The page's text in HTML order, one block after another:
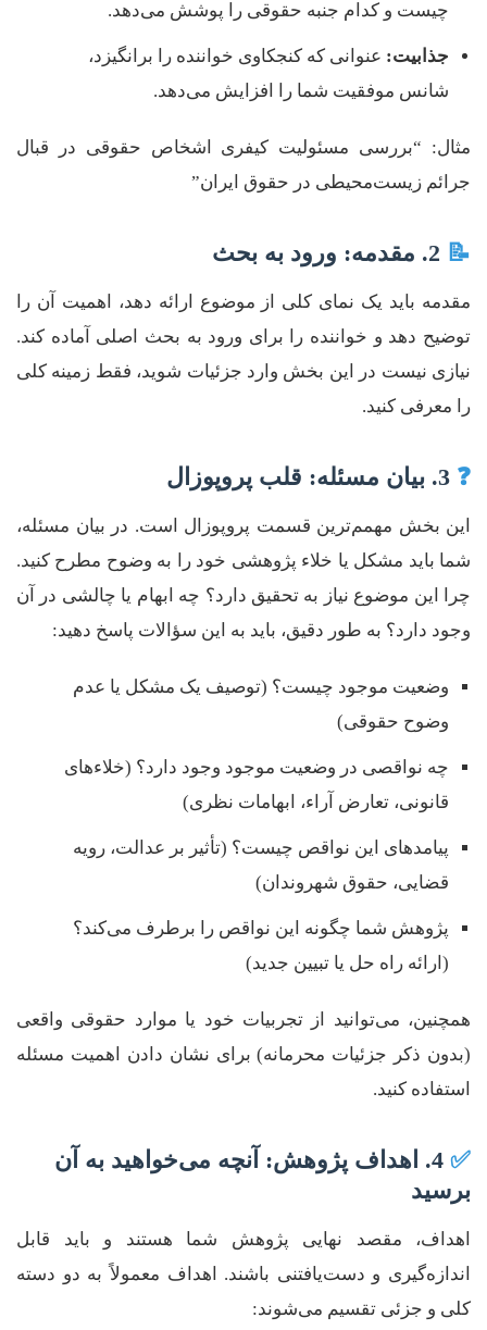
چیست و کدام جنبه حقوقی را پوشش می‌دهد.
جذابیت: عنوانی که کنجکاوی خواننده را برانگیزد،
شانس موفقیت شما را افزایش می‌دهد.
مثال: “بررسی مسئولیت کیفری اشخاص حقوقی در قبال
جرائم زیست‌محیطی در حقوق ایران”
📝
مقدمه باید یک نمای کلی از موضوع ارائه دهد، اهمیت آن را
توضیح دهد و خواننده را برای ورود به بحث اصلی آماده کند.
نیازی نیست در این بخش وارد جزئیات شوید، فقط زمینه کلی
را معرفی کنید.
❓
این بخش مهمم‌ترین قسمت پروپوزال است. در بیان مسئله،
شما باید مشکل یا خلاء پژوهشی خود را به وضوح مطرح کنید.
چرا این موضوع نیاز به تحقیق دارد؟ چه ابهام یا چالشی در آن
وجود دارد؟ به طور دقیق، باید به این سؤالات پاسخ دهید:
وضعیت موجود چیست؟ (توصیف یک مشکل یا عدم
وضوح حقوقی)
چه نواقصی در وضعیت موجود وجود دارد؟ (خلاءهای
قانونی، تعارض آراء، ابهامات نظری)
پیامدهای این نواقص چیست؟ (تأثیر بر عدالت، رویه
قضایی، حقوق شهروندان)
پژوهش شما چگونه این نواقص را برطرف می‌کند؟
(ارائه راه حل یا تبیین جدید)
همچنین، می‌توانید از تجربیات خود یا موارد حقوقی واقعی
(بدون ذکر جزئیات محرمانه) برای نشان دادن اهمیت مسئله
استفاده کنید.
✅
4. اهداف پژوهش: آنچه می‌خواهید به آن
برسید
اهداف، مقصد نهایی پژوهش شما هستند و باید قابل
اندازه‌گیری و دست‌یافتنی باشند. اهداف معمولاً به دو دسته
کلی و جزئی تقسیم می‌شوند: